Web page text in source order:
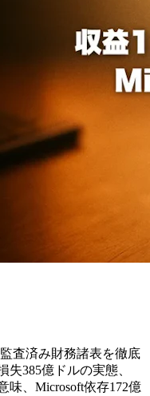
査済み財務諸表を徹底
失385億ドルの実態、
味、Microsoft依存172億